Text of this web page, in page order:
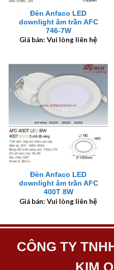
Đèn Anfaco LED
downlight âm trần AFC
746-7W
Giá bán: Vui lòng liên hệ
Đèn Anfaco LED
downlight âm trần AFC
400T 8W
Giá bán: Vui lòng liên hệ
CÔNG TY
KIM